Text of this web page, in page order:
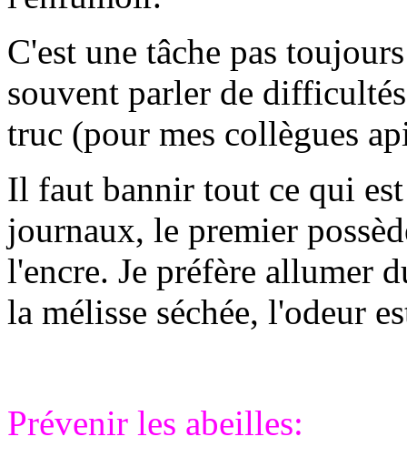
C'est une tâche pas
souvent parler de
truc (pour mes collègues
Il faut bannir tout ce qui
journaux, le premier
l'encre. Je préfère allumer
la mélisse séchée, l'odeur
Prévenir les abeilles: